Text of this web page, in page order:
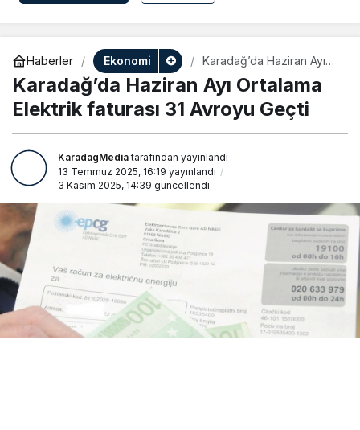
Haberler Ekonomi
Karadağ’da Haziran Ayı
31 Avroyu Geçti
Karadağ’da Haziran Ayı Ortalama
Elektrik faturası 31 Avroyu Geçti
KaradagMediatarafından yayınlandı
13 Temmuz 2025, 16:19 yayınlandı
3 Kasım 2025, 14:39 güncellendi